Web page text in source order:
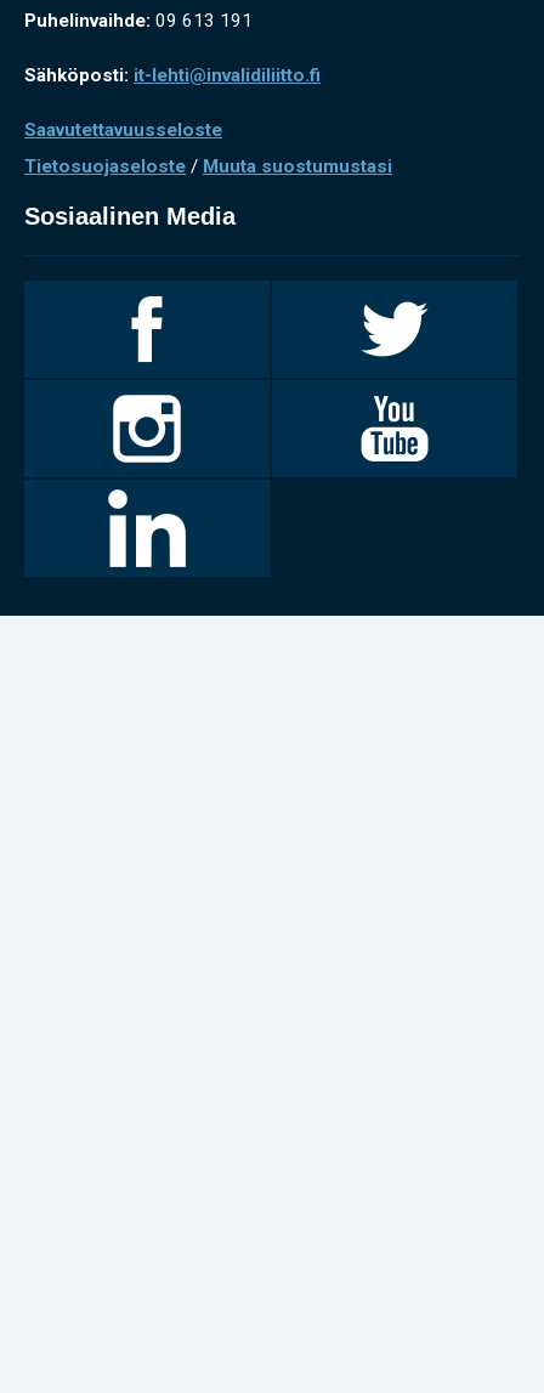
Puhelinvaihde: 09 613 191
Sähköposti: it-lehti@invalidiliitto.fi
Saavutettavuusseloste
Tietosuojaseloste / Muuta suostumustasi
Sosiaalinen Media
Facebookissa
Twitterissä
Invalidiliitto
Instagramissa
Youtubessa